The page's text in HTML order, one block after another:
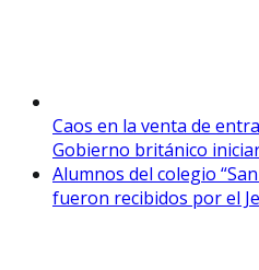
Caos en la venta de
Gobierno británico
Alumnos del colegio
fueron recibidos por el